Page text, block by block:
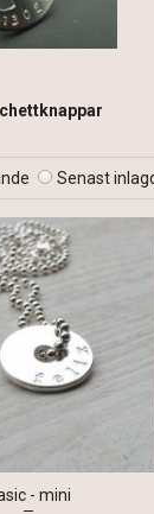
Senast
- mini